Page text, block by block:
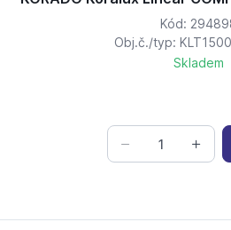
Kód:
Obj.č./typ:
Skladem